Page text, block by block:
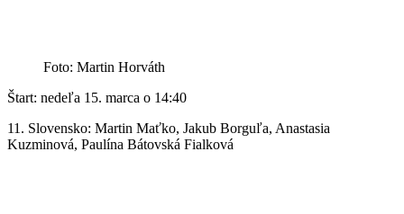
Foto: Martin Horváth
Štart: nedeľa 15. marca o 14:40
11. Slovensko: Martin Maťko, Jakub Borguľa, Anastasia
Kuzminová, Paulína Bátovská Fialková